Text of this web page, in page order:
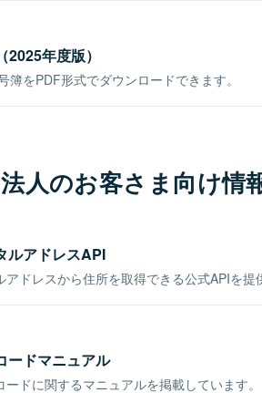
年度版）
簿をPDF形式でダウンロードできます。
人のお客さま向け情
ルアドレスAPI
ドレスから住所を取得できる公式APIを提
ードマニュアル
ドに関するマニュアルを掲載しています。